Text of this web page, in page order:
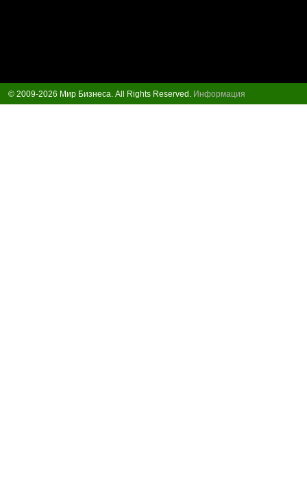
© 2009-2026 Мир Бизнеса. All Rights Reserved. Информация